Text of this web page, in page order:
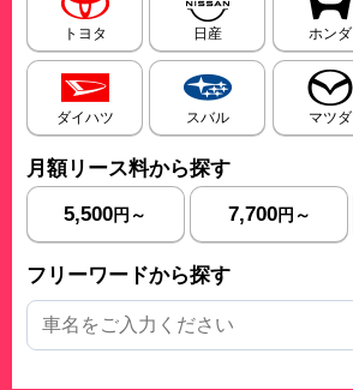
トヨタ 日産 ホンダ
ダイハツ スバル マツダ
月額リース料から探す
5,500円～ 7,700円～
フリーワードから探す